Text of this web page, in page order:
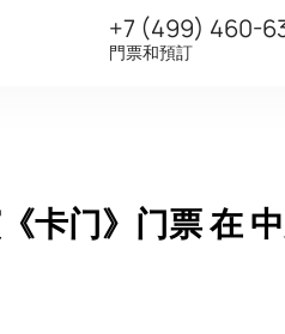
+7 (499) 460-
門票和預訂
卡门》门票 在